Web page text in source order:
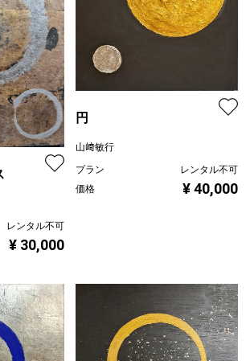
レンタル不可
¥ 30,000
円
山﨑敏行
プラン
レンタル不可
価格
¥ 40,000